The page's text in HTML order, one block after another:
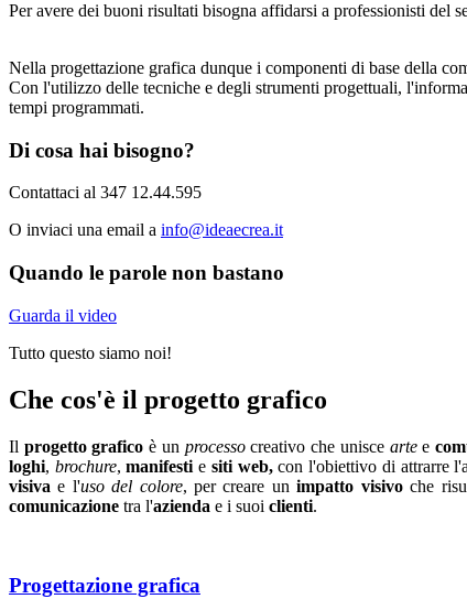
Per avere dei buoni risultati bisogna affidarsi a professionisti del
Nella progettazione grafica dunque i componenti di base della
Con l'utilizzo delle tecniche e degli strumenti progettuali,
tempi programmati.
Di cosa hai bisogno?
Contattaci al 347 12.44.595
O inviaci una email a info@ideaecrea.it
Quando le parole non bastano
Guarda il video
Tutto questo siamo noi!
Che cos'è il progetto grafico
Il progetto grafico è un processocreativo che unisce artee
loghi, brochure,manifesti e siti web,con l'obiettivo di attrarre
visiva e l'uso del colore, per creare unimpatto visivoche
comunicazione tra l'azienda e i suoi clienti.
Progettazione grafica